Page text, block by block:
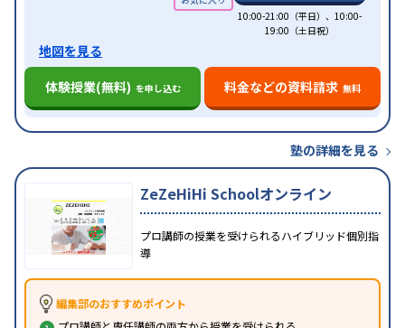
10:00-21:00（平日）、10:00-
19:00（土日祝）
地図を見る
体験授業(無料) を申し込む 料金などの資料請求 無料
塾の詳細を見る
ZeZeHiHi Schoolオンライン
プロ講師の授業を受けられるハイブリッド個別指
導
編集部のおすすめポイント